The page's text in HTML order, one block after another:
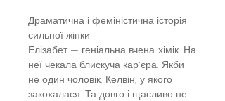
Драматична і феміністична історія
сильної жінки.
Елізабет — геніальна вчена-хімік. На
неї чекала блискуча кар’єра. Якби
не один чоловік, Келвін, у якого
закохалася. Та довго і щасливо не